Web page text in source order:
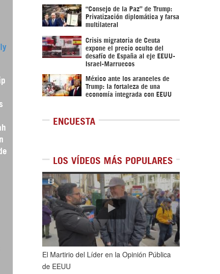
“Consejo de la Paz” de Trump:
Privatización diplomática y farsa
multilateral
Crisis migratoria de Ceuta
expone el precio oculto del
desafío de España al eje EEUU-
Israel-Marruecos
México ante los aranceles de
Trump: la fortaleza de una
economía integrada con EEUU
ENCUESTA
LOS VÍDEOS MÁS POPULARES
1de5
El Martirio del Líder en la Opinión Pública
de EEUU